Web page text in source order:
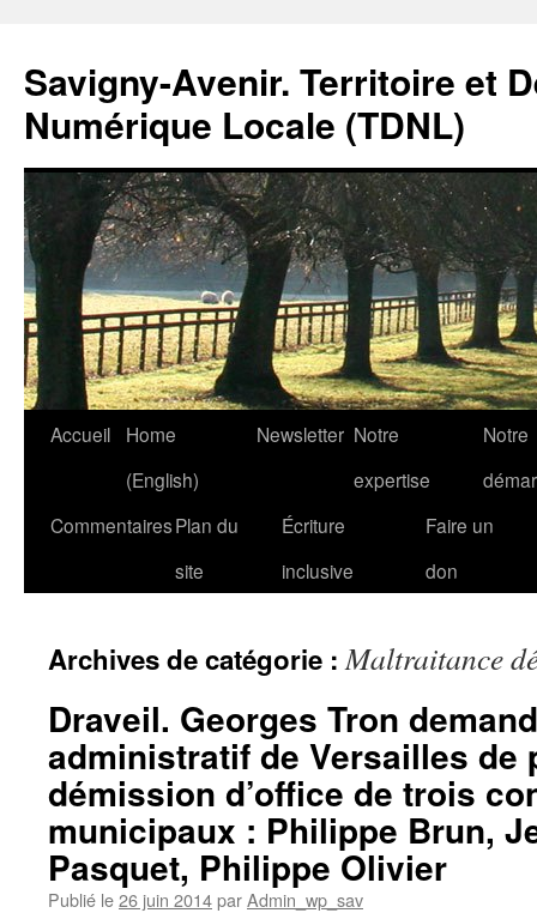
Savigny-Avenir. Territoire et
Numérique Locale (TDNL)
Aller
contenu
Accueil
Home
(English)
Newsletter Notre
expertise
Notre
CommentairesPlan du
site
Écriture
inclusive
Faire un
don
Archives de catégorie :Maltraitance
Draveil. Georges Tron
administratif de Versailles de
démission d’office de trois
municipaux : Philippe Brun,
Pasquet, Philippe Olivier
Publié le26 juin 2014parAdmin_wp_sav